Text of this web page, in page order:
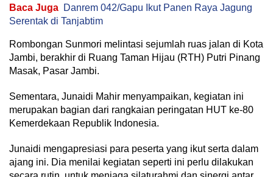
Baca Juga Danrem 042/Gapu Ikut Panen Raya Jagung
Serentak di Tanjabtim
Rombongan Sunmori melintasi sejumlah ruas jalan di Kota
Jambi, berakhir di Ruang Taman Hijau (RTH) Putri Pinang
Masak, Pasar Jambi.
Sementara, Junaidi Mahir menyampaikan, kegiatan ini
merupakan bagian dari rangkaian peringatan HUT ke-80
Kemerdekaan Republik Indonesia.
Junaidi mengapresiasi para peserta yang ikut serta dalam
ajang ini. Dia menilai kegiatan seperti ini perlu dilakukan